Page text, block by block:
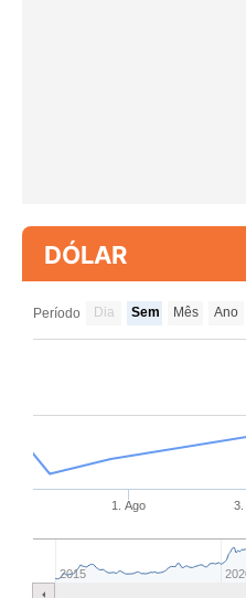
DÓLAR
Período Dia Sem Mês Ano
1. Ago 3.
2015